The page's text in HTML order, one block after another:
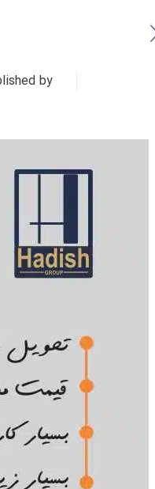
by